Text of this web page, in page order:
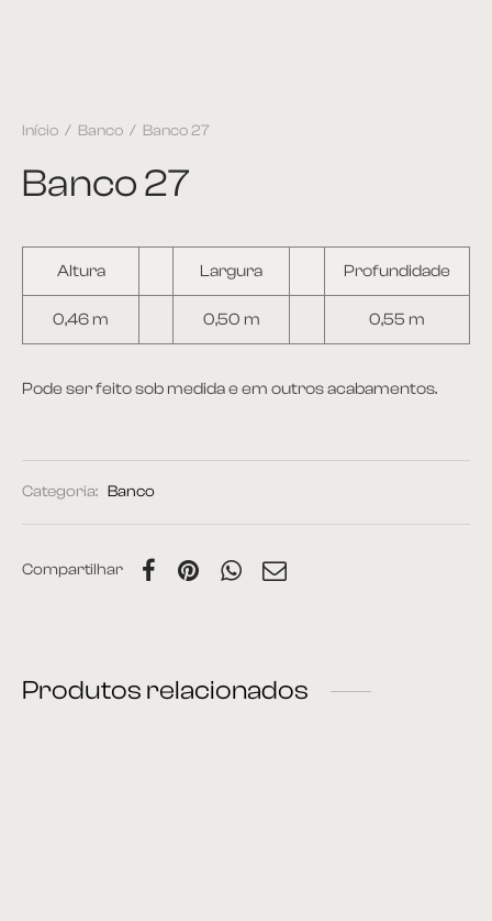
Início / Banco / Banco 27
Banco 27
Altura Largura Profundidade
0,46 m 0,50 m 0,55 m
Pode ser feito sob medida e em outros acabamentos.
Categoria: Banco
Compartilhar
Produtos relacionados